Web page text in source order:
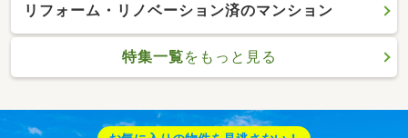
リフォーム・リノベーション済のマンション
特集一覧をもっと見る